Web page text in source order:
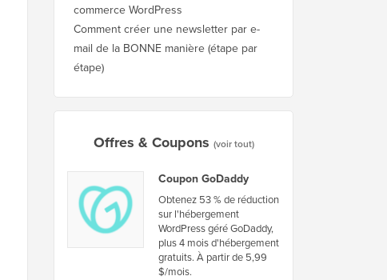
commerce WordPress
Comment créer une newsletter par e-
mail de la BONNE manière (étape par
étape)
Offres & Coupons (voir tout)
Coupon GoDaddy
Obtenez 53 % de réduction
sur l'hébergement
WordPress géré GoDaddy,
plus 4 mois d'hébergement
gratuits. À partir de 5,99
$/mois.